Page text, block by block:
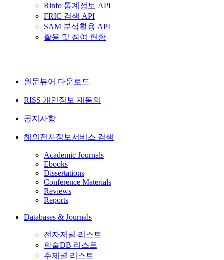
Rinfo 통계정보 API
FRIC 검색 API
SAM 분석활용 API
활용 및 참여 현황
원문뷰어 다운로드
RISS 개인정보 재동의
공지사항
해외전자정보서비스 검색
Academic Journals
Ebooks
Dissertations
Conference Materials
Reviews
Reports
Databases & Journals
전자저널 리스트
학술DB 리스트
주제별 리스트